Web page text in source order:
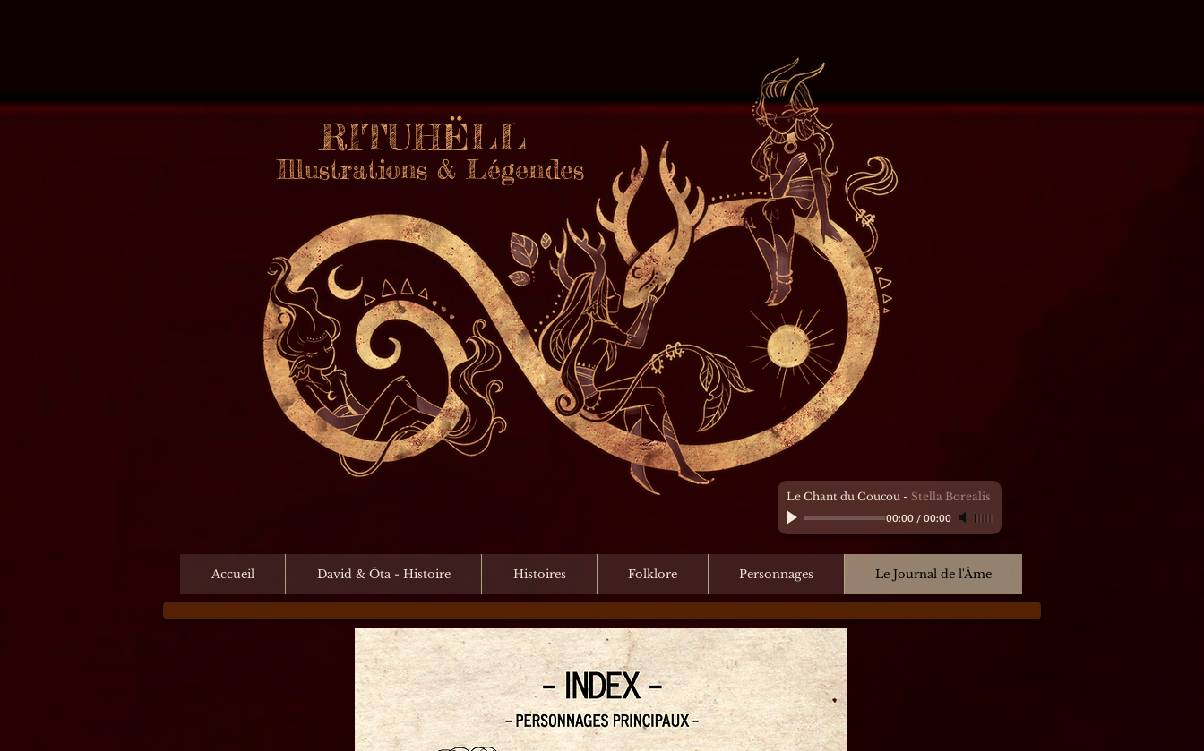
RITUHËLL
Illustrations & Légendes
Le Chant du Coucou - Stella Borealis
00:00 / 00:00
Accueil David & Öta - Histoire Histoires Folklore Personnages Le Journal de l'Âme